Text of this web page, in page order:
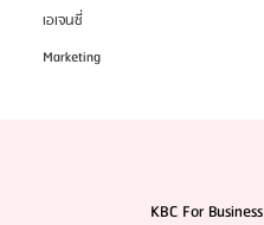
เอเจนซี่
Marketing
KBC For Business